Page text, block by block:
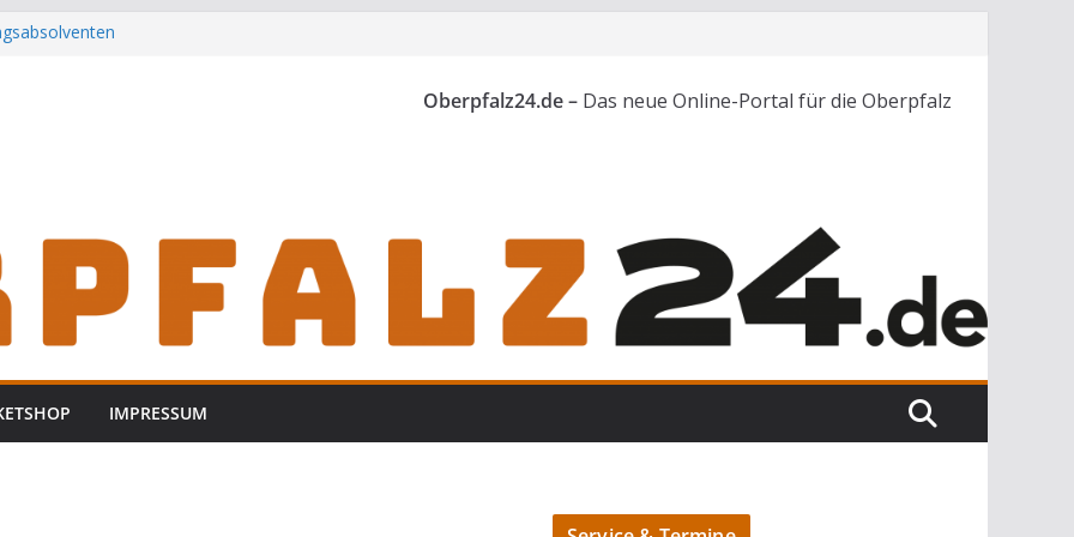
Oberpfalz24.de – Das neue Online-Portal für die Oberpfalz
IMPRESSUM